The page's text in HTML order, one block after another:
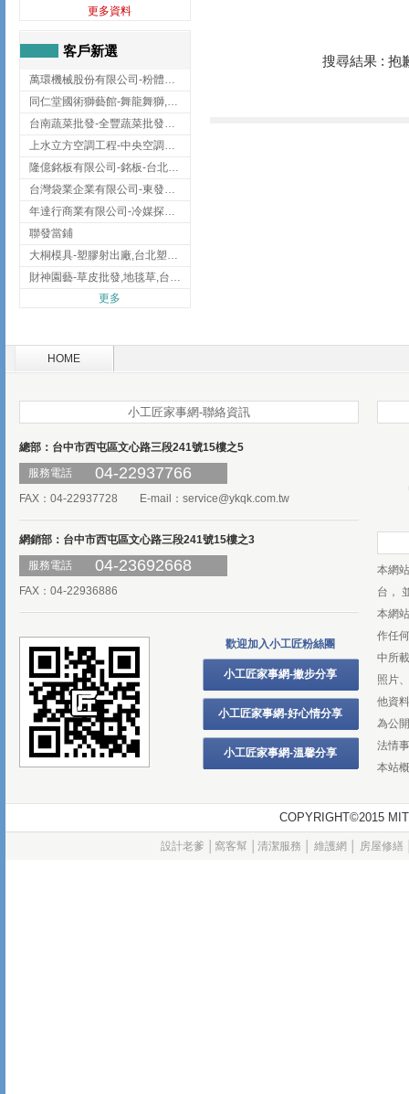
更多資料
客戶新選
萬環機械股份有限公司-粉體塗裝設備,輸送機,輸送機設備,台南輸送機
同仁堂國術獅藝館-舞龍舞獅,台中舞龍舞獅
台南蔬菜批發-全豐蔬菜批發專送/台南蔬菜箱宅配到府
上水立方空調工程-中央空調規劃,台北中央空調規劃
隆億銘板有限公司-銘板-台北銘板-板橋銘板
台灣袋業企業有限公司-東發企業社/台中太空袋/太空包
年達行商業有限公司-冷媒探漏儀,壓力錶組,真空泵浦,台北冷凍空調材料
聯發當鋪
大桐模具-塑膠射出廠,台北塑膠射出廠
財神園藝-草皮批發,地毯草,台北草,彰化地毯草,彰化台北草
更多
搜尋結果 : 抱
HOME
小工匠家事網-聯絡資訊
總部：台中市西屯區文心路三段241號15樓之5
服務電話
04-22937766
FAX：04-22937728 E-mail： service@ykqk.com.tw
網銷部：台中市西屯區文心路三段241號15樓之3
服務電話
04-23692668
FAX：04-22936886
歡迎加入小工匠粉絲團
小工匠家事網-撇步分享
小工匠家事網-好心情分享
小工匠家事網-溫馨分享
本網
台，
本網
作任
中所
照片
他資
為公
法情
本站
COPYRIGHT©2015
設計老爹 窩客幫 清潔服務 維護網 房屋修繕